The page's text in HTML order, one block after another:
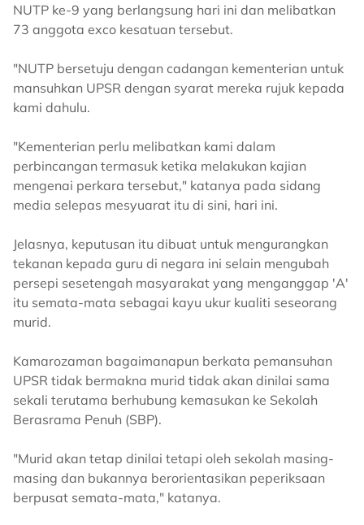
NUTP ke-9 yang berlangsung hari ini dan melibatkan
73 anggota exco kesatuan tersebut.
"NUTP bersetuju dengan cadangan kementerian untuk
mansuhkan UPSR dengan syarat mereka rujuk kepada
kami dahulu.
"Kementerian perlu melibatkan kami dalam
perbincangan termasuk ketika melakukan kajian
mengenai perkara tersebut," katanya pada sidang
media selepas mesyuarat itu di sini, hari ini.
Jelasnya, keputusan itu dibuat untuk mengurangkan
tekanan kepada guru di negara ini selain mengubah
persepi sesetengah masyarakat yang menganggap 'A'
itu semata-mata sebagai kayu ukur kualiti seseorang
murid.
Kamarozaman bagaimanapun berkata pemansuhan
UPSR tidak bermakna murid tidak akan dinilai sama
sekali terutama berhubung kemasukan ke Sekolah
Berasrama Penuh (SBP).
"Murid akan tetap dinilai tetapi oleh sekolah masing-
masing dan bukannya berorientasikan peperiksaan
berpusat semata-mata," katanya.